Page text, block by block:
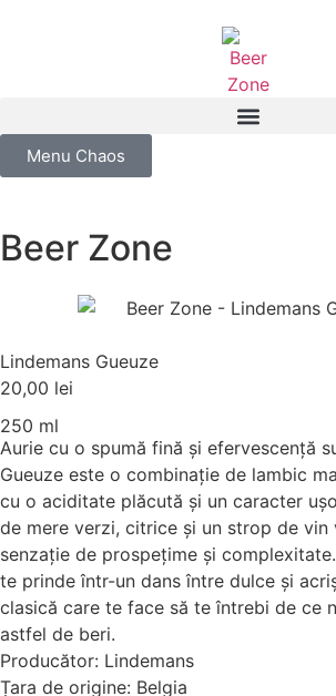
Menu Chaos
Beer Zone
Lindemans Gueuze
20,00 lei
250 ml
Aurie cu o spumă fină și efervescență
Gueuze este o combinație de lambic
cu o aciditate plăcută și un caracter
de mere verzi, citrice și un strop de vin
senzație de prospețime și
te prinde într-un dans între dulce și
clasică care te face să te întrebi de ce
astfel de beri.
Producător: Lindemans
Țara de origine: Belgia